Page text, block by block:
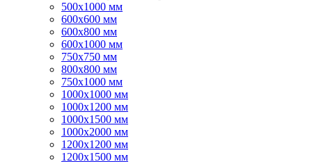
500x1000 мм
600x600 мм
600x800 мм
600x1000 мм
750x750 мм
800x800 мм
750x1000 мм
1000x1000 мм
1000x1200 мм
1000x1500 мм
1000x2000 мм
1200x1200 мм
1200x1500 мм